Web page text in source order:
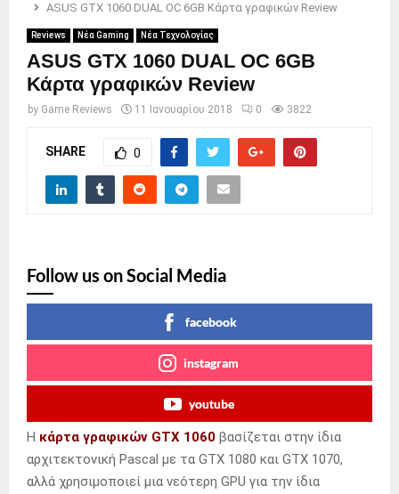
ASUS GTX 1060 DUAL OC 6GB Κάρτα γραφικών Review
Reviews Νέα Gaming Νέα Τεχνολογίας
ASUS GTX 1060 DUAL OC 6GB
Κάρτα γραφικών Review
by Game Reviews 11 Ιανουαρίου 2018 0 3822
SHARE 0
Follow us on Social Media
facebook
instagram
youtube
H κάρτα γραφικών GTX 1060 βασίζεται στην ίδια
αρχιτεκτονική Pascal με τα GTX 1080 και GTX 1070,
αλλά χρησιμοποιεί μια νεότερη GPU για την ίδια